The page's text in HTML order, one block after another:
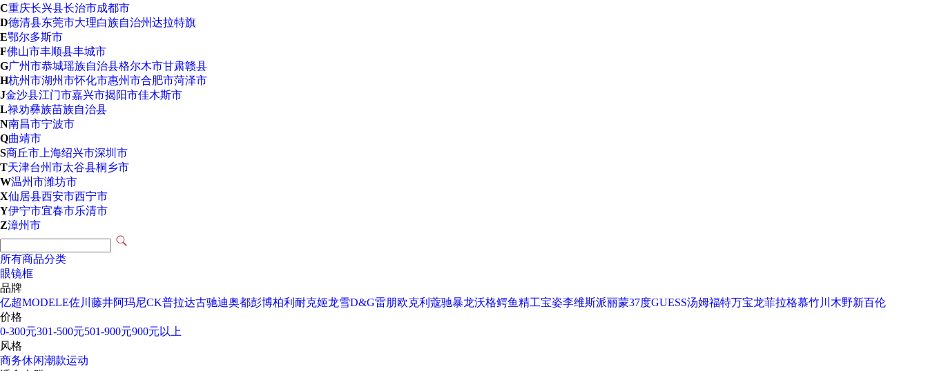
C重庆长兴县长治市成都市
D德清县东莞市大理白族自治州达拉特旗
E鄂尔多斯市
F佛山市丰顺县丰城市
G广州市恭城瑶族自治县格尔木市甘肃赣县
H杭州市湖州市怀化市惠州市合肥市菏泽市
J金沙县江门市嘉兴市揭阳市佳木斯市
L禄劝彝族苗族自治县
N南昌市宁波市
Q曲靖市
S商丘市 上海绍兴市深圳市
T天津台州市太谷县桐乡市
W温州市潍坊市
X仙居县西安市西宁市
Y伊宁市宜春市乐清市
Z漳州市
所有商品分类
眼镜框
品牌
亿超MODELE佐川藤井阿玛尼CK普拉达古驰迪奥都彭博柏利 耐克姬龙雪D&G雷朋欧克利 蔻驰暴龙沃格鳄鱼精工宝姿李维斯派丽蒙37度GUESS汤姆福特万宝龙菲拉格慕竹川木野新百伦
价格
0-300元301-500元501-900元900元以上
风格
商务休闲潮款运动